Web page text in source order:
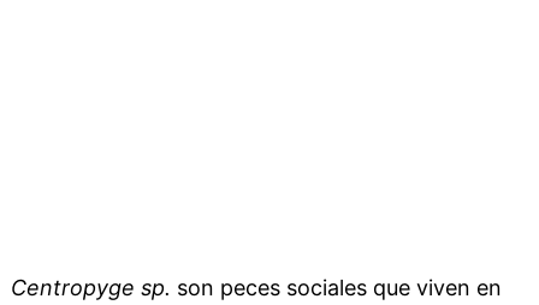
Centropyge sp. son peces sociales que viven en